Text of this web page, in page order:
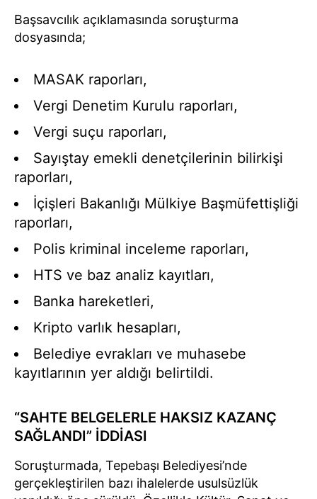
Başsavcılık açıklamasında soruşturma
dosyasında;
MASAK raporları,
Vergi Denetim Kurulu raporları,
Vergi suçu raporları,
Sayıştay emekli denetçilerinin bilirkişi
raporları,
İçişleri Bakanlığı Mülkiye Başmüfettişliği
raporları,
Polis kriminal inceleme raporları,
HTS ve baz analiz kayıtları,
Banka hareketleri,
Kripto varlık hesapları,
Belediye evrakları ve muhasebe
kayıtlarının yer aldığı belirtildi.
“SAHTE BELGELERLE HAKSIZ KAZANÇ
SAĞLANDI” İDDİASI
Soruşturmada, Tepebaşı Belediyesi’nde
gerçekleştirilen bazı ihalelerde usulsüzlük